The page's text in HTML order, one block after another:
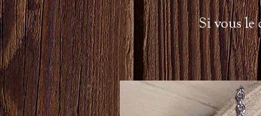
Si vous le